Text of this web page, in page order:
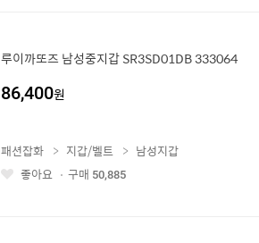
루이까또즈 남성중지갑 SR3SD01DB 333064
86,400원
좋
패션잡화 지갑/벨트
남성지갑
좋아요
구매 50,885